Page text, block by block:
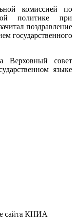
комиссией по
политике при
поздравление
государственного
Верховный совет
языке
сайта КНИА